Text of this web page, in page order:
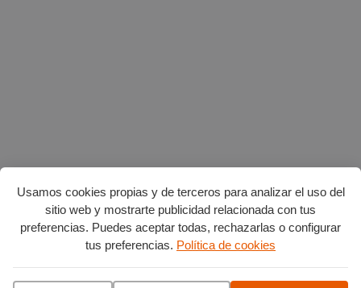
Usamos cookies propias y de terceros para analizar el uso del
sitio web y mostrarte publicidad relacionada con tus
preferencias. Puedes aceptar todas, rechazarlas o configurar
tus preferencias. Política de cookies
Planes en agostopor Burgos
Vuelta Ciclista a Burgos
Museo del Retablo